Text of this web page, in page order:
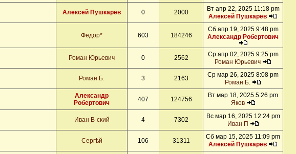
Алексей Пушкарёв 0 2000
Вт апр 22, 2025 11:18 pm
Алексей Пушкарёв
Федор* 603 184246
Сб апр 19, 2025 9:48 pm
Александр Робертович
Роман Юрьевич 0 2562
Ср апр 02, 2025 9:25 pm
Роман Юрьевич
Роман Б. 3 2163
Ср мар 26, 2025 8:08 pm
Роман Б.
Александр
Робертович
407 124756
Вт мар 18, 2025 5:26 pm
Яков
Иван В-ский 4 7302
Вс мар 16, 2025 12:24 pm
Иван П
Сергѣй 106 31311
Сб мар 15, 2025 11:09 pm
Алексей Пушкарёв